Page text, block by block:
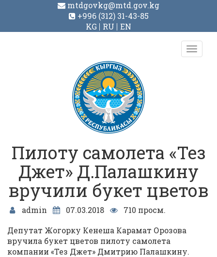
mtdgovkg@mtd.gov.kg
+996 (312) 31-43-85
KG
RU EN
Toggle
Пилоту самолета «Тез
Джет» Д.Палашкину
вручили букет цветов
admin 07.03.2018
710 просм.
Депутат Жогорку Кенеша Карамат Орозова
вручила букет цветов пилоту самолета
компании «Тез Джет» Дмитрию Палашкину.